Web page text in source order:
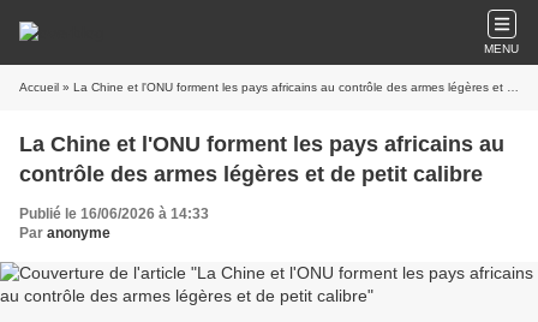
MENU
Accueil » La Chine et l'ONU forment les pays africains au contrôle des armes légères et de petit calibre
La Chine et l'ONU forment les pays africains au
contrôle des armes légères et de petit calibre
Publié le 16/06/2026 à 14:33
Par anonyme